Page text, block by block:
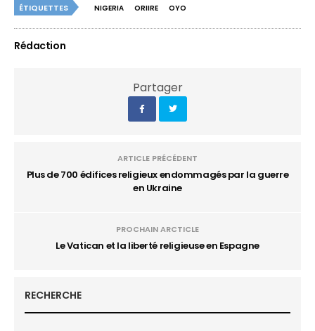
ÉTIQUETTES NIGERIA ORIIRE OYO
Rédaction
Partager
ARTICLE PRÉCÉDENT
Plus de 700 édifices religieux endommagés par la guerre
en Ukraine
PROCHAIN ARCTICLE
Le Vatican et la liberté religieuse en Espagne
RECHERCHE